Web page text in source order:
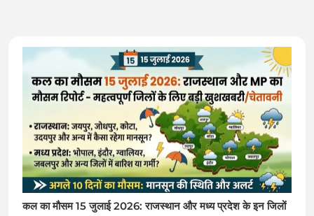
कल का मौसम 15 जुलाई 2026: राजस्थान और मध्य प्रदेश के इन जिलों